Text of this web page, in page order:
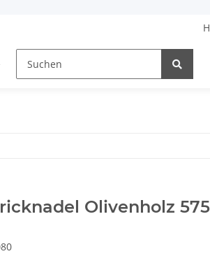
Steinbach
Olivenholz